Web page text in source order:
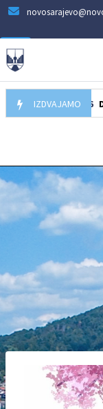
IZDVAJAMO
07.08.2026